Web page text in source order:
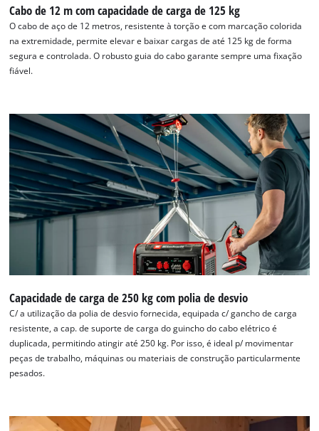
Cabo de 12 m com capacidade de carga de 125 kg
O cabo de aço de 12 metros, resistente à torção e com marcação colorida
na extremidade, permite elevar e baixar cargas de até 125 kg de forma
segura e controlada. O robusto guia do cabo garante sempre uma fixação
fiável.
Capacidade de carga de 250 kg com polia de desvio
C/ a utilização da polia de desvio fornecida, equipada c/ gancho de carga
resistente, a cap. de suporte de carga do guincho do cabo elétrico é
duplicada, permitindo atingir até 250 kg. Por isso, é ideal p/ movimentar
peças de trabalho, máquinas ou materiais de construção particularmente
pesados.